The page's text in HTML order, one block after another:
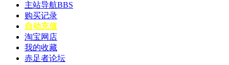
主站导航BBS
购买记录
自动充值
淘宝网店
我的收藏
赤足者论坛